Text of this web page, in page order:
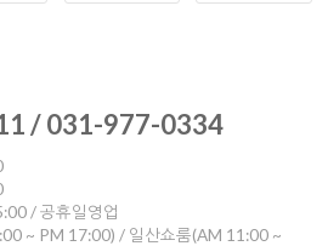
/ 031-977-0334
/ 공휴일영업
~ PM 17:00) / 일산쇼룸(AM 11:00 ~